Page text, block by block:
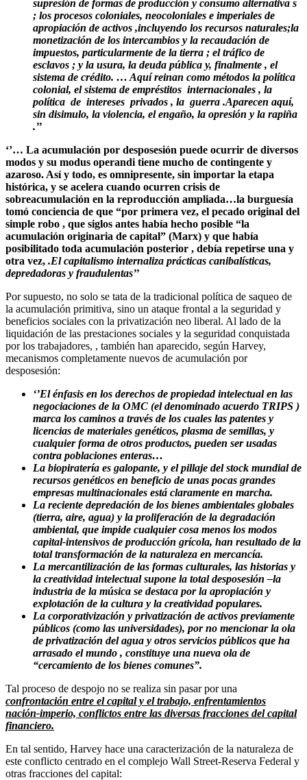
supresión de formas de producción y consumo alternativa s
; los procesos coloniales, neocoloniales e imperiales de
apropiación de activos ,incluyendo los recursos naturales;la
monetización de los intercambios y la recaudación de
impuestos, particularmente de la tierra ; el tráfico de
esclavos ; y la usura, la deuda pública y, finalmente , el
sistema de crédito. … Aquí reinan como métodos la política
colonial, el sistema de empréstitos internacionales , la
política de intereses privados , la guerra .Aparecen aquí,
sin disimulo, la violencia, el engaño, la opresión y la rapiña
.’’
‘’… La acumulación por desposesión puede ocurrir de diversos
modos y su modus operandi tiene mucho de contingente y
azaroso. Así y todo, es omnipresente, sin importar la etapa
histórica, y se acelera cuando ocurren crisis de
sobreacumulación en la reproducción ampliada…la burguesía
tomó conciencia de que “por primera vez, el pecado original del
simple robo , que siglos antes había hecho posible “la
acumulación originaria de capital” (Marx) y que había
posibilitado toda acumulación posterior , debía repetirse una y
otra vez, .El capitalismo internaliza prácticas canibalísticas,
depredadoras y fraudulentas’’
Por supuesto, no solo se tata de la tradicional política de saqueo de
la acumulación primitiva, sino un ataque frontal a la seguridad y
beneficios sociales con la privatización neo liberal. Al lado de la
liquidación de las prestaciones sociales y la seguridad conquistada
por los trabajadores, , también han aparecido, según Harvey,
mecanismos completamente nuevos de acumulación por
desposesión:
‘’El énfasis en los derechos de propiedad intelectual en las
negociaciones de la OMC (el denominado acuerdo TRIPS )
marca los caminos a través de los cuales las patentes y
licencias de materiales genéticos, plasma de semillas, y
cualquier forma de otros productos, pueden ser usadas
contra poblaciones enteras…
La biopiratería es galopante, y el pillaje del stock mundial de
recursos genéticos en beneficio de unas pocas grandes
empresas multinacionales está claramente en marcha.
La reciente depredación de los bienes ambientales globales
(tierra, aire, agua) y la proliferación de la degradación
ambiental, que impide cualquier cosa menos los modos
capital-intensivos de producción grícola, han resultado de la
total transformación de la naturaleza en mercancía.
La mercantilización de las formas culturales, las historias y
la creatividad intelectual supone la total desposesión –la
industria de la música se destaca por la apropiación y
explotación de la cultura y la creatividad populares.
La corporativización y privatización de activos previamente
públicos (como las universidades), por no mencionar la ola
de privatización del agua y otros servicios públicos que ha
arrasado el mundo , constituye una nueva ola de
“cercamiento de los bienes comunes”.
Tal proceso de despojo no se realiza sin pasar por una
confrontación entre el capital y el trabajo, enfrentamientos
nación-imperio, conflictos entre las diversas fracciones del capital
financiero.
En tal sentido, Harvey hace una caracterización de la naturaleza de
este conflicto centrado en el complejo Wall Street-Reserva Federal y
otras fracciones del capital: